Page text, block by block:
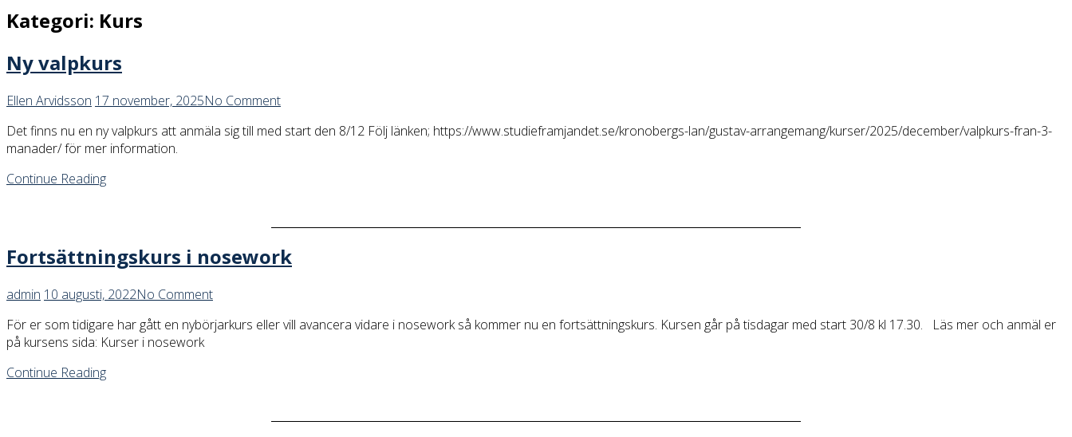
Kategori: Kurs
Ny valpkurs
Ellen Arvidsson 17 november, 2025No Comment
Det finns nu en ny valpkurs att anmäla sig till med start den 8/12 Följ länken; https://www.studieframjandet.se/kronobergs-lan/gustav-arrangemang/kurser/2025/december/valpkurs-fran-3-
manader/ för mer information.
Continue Reading
Fortsättningskurs i nosework
admin 10 augusti, 2022No Comment
För er som tidigare har gått en nybörjarkurs eller vill avancera vidare i nosework så kommer nu en fortsättningskurs. Kursen går på tisdagar med start 30/8 kl 17.30. Läs mer och anmäl er
på kursens sida: Kurser i nosework
Continue Reading